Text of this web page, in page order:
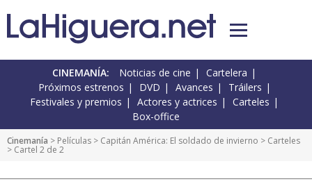
CINEMANÍA: Noticias de cine
Cartelera
Próximos estrenos
DVD Avances
Tráilers
Festivales y premios
Actores y actrices
Carteles
Box-office
Cinemanía > Películas > Capitán América: El soldado de invierno > Carteles
> Cartel 2 de 2